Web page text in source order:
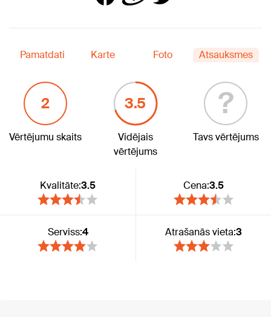
Pamatdati Karte Foto Atsauksmes
2
Vērtējumu skaits
3.5
Vidējais
vērtējums
?
Tavs vērtējums
Kvalitāte:3.5 Cena:3.5
Serviss:4 Atrašanās vieta:3